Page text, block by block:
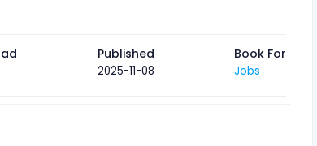
Published
2025-11-08
Book For
Jobs